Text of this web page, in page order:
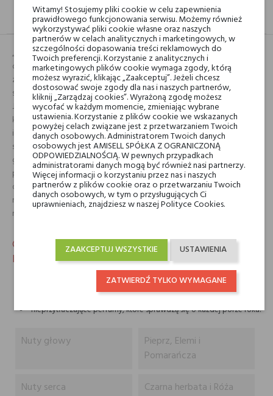
OPIS GPSR RECENZJE(0)
„Pieprz Timut ma silny, niezwykle świeży zapach, który doskonale
odzwierciedla świetlisty i musujący element, który chciałem tu
zaznaczyć. Starałem się także przełamać schemat kadzidła, oddalając
się od sakralnego aspektu, który często jest z nim kojarzony.” Feu Primitif
Jardin de France to kompozycja o wyraźnym, pieprznym akordzie,
któremu towarzyszą cytrusy i drzewa. Ta wspaniała interpretacja
iskrzącego ognia wybucha ostrą nutą pieprzu i żywic, których aromat tli
się na skórze przez kilka godzin. Serce tych chłodnych perfum wypełnia
gorzkawa esencja czarnej herbaty z subtelnym akcentem róży, którego
podtrzymuje surowy aromat cedru i kadzidła. Feu Primitf jest zapachem
dla miłośników kadzidła w lżejszym wydaniu. Nie brakuje w nim
mrocznego akcentu, jednak z całą pewnością są to perfumy do
noszenia na co dzień.
Charakterystyka drzewno-korzennej wody
perfumowanej Jardin de France Feu Primitif.
zapach dla niej i dla niego,
dla miłośników lżejszych wersji kadzideł,
nieprzytłaczające perfumy, które sprawdzą się o każdej porze roku.
Nuty głowy
Pieprz, Elemi i
Pomarańcza
Nuty serca
Czarna herbata i Róża
Witamy! Stosujemy pliki cookie w celu zapewnienia
prawidłowego funkcjonowania serwisu. Możemy również
wykorzystywać pliki cookie własne oraz naszych
partnerów w celach analitycznych i marketingowych, w
szczególności dopasowania treści reklamowych do
Twoich preferencji. Korzystanie z analitycznych i
marketingowych plików cookie wymaga zgody, którą
możesz wyrazić, klikając „Zaakceptuj”. Jeżeli chcesz
dostosować swoje zgody dla nas i naszych partnerów,
kliknij „Zarządzaj cookies”. Wyrażoną zgodę możesz
wycofać w każdym momencie, zmieniając wybrane
ustawienia. Korzystanie z plików cookie we wskazanych
powyżej celach związane jest z przetwarzaniem Twoich
danych osobowych. Administratorem Twoich danych
osobowych jest AMISELL SPÓŁKA Z OGRANICZONĄ
ODPOWIEDZIALNOŚCIĄ. W pewnych przypadkach
administratorami danych mogą być również nasi partnerzy.
Więcej informacji o korzystaniu przez nas i naszych
partnerów z plików cookie oraz o przetwarzaniu Twoich
danych osobowych, w tym o przysługujących Ci
uprawnieniach, znajdziesz w naszej Polityce Cookies.
USTAWIENIA
ZAAKCEPTUJ WSZYSTKIE
ZATWIERDŹ TYLKO WYMAGANE